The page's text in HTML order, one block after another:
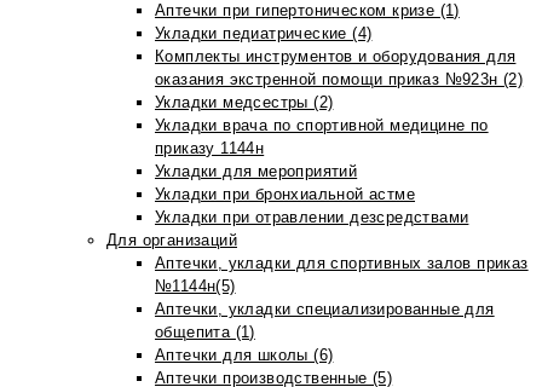
Аптечки при гипертоническом кризе (1)
Укладки педиатрические (4)
Комплекты инструментов и оборудования для
оказания экстренной помощи приказ №923н (2)
Укладки медсестры (2)
Укладки врача по спортивной медицине по
приказу 1144н
Укладки для мероприятий
Укладки при бронхиальной астме
Укладки при отравлении дезсредствами
Для организаций
Аптечки, укладки для спортивных залов приказ
№1144н(5)
Аптечки, укладки специализированные для
общепита (1)
Аптечки для школы (6)
Аптечки производственные (5)